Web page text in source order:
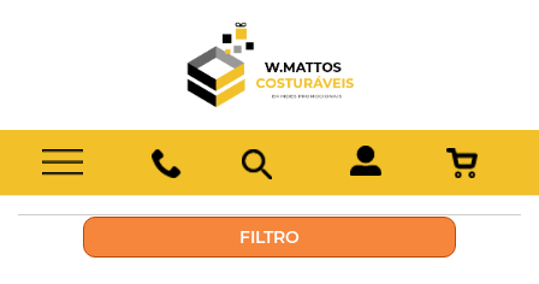
FILTRO